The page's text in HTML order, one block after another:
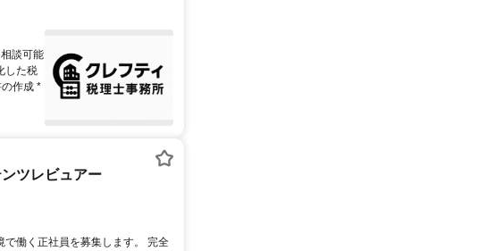
談可能
した税
作成 *
ツレビュアー
働く正社員を募集します。 完全